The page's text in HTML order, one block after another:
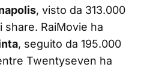
, visto da 313.000
share. RaiMovie ha
, seguito da 195.000
Twentyseven ha